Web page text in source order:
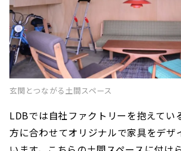
玄関とつながる土間スペース
LDBでは自社ファクトリーを抱えてい
方に合わせてオリジナルで家具をデザ